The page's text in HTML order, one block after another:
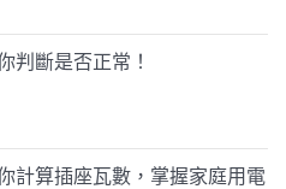
判斷是否正常！
計算插座瓦數，掌握家庭用電